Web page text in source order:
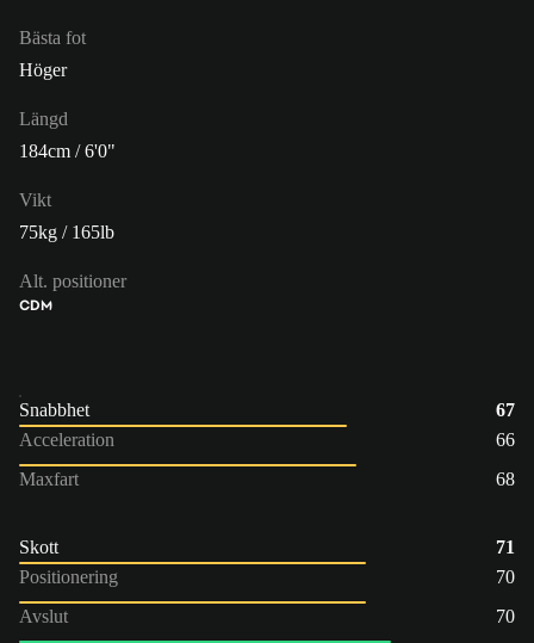
Bästa fot
Höger
Längd
184cm / 6'0"
Vikt
75kg / 165lb
Alt. positioner
CDM
Snabbhet
67
Acceleration
66
Maxfart
68
Skott
71
Positionering
70
Avslut
70